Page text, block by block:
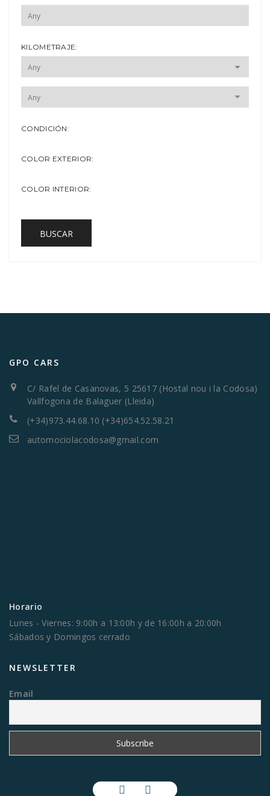
KILOMETRAJE:
CONDICIÓN:
COLOR EXTERIOR:
COLOR INTERIOR:
BUSCAR
GPO CARS
C/ Rafel de Casanovas, 5 25617 (Hostal nou i la Codosa)
Vallfogona de Balaguer (Lleida)
(+34)973.44.68.10 (+34)654.52.58.21
automociolacodosa@gmail.com
Horario
Lunes - Viernes: 9:00h a 13:00h y de 16:00h a 20:00h
Sábados y Domingos cerrado
NEWSLETTER
Email